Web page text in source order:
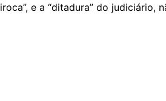
e a “ditadura” do judiciário,